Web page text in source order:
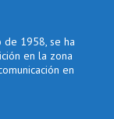
de 1958, se ha
en la zona
en